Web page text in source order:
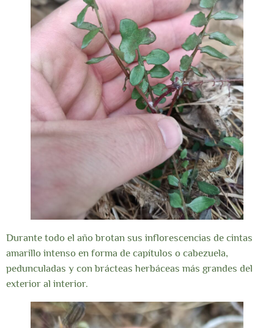
Durante todo el año brotan sus inflorescencias de cintas
amarillo intenso en forma de capítulos o cabezuela,
pedunculadas y con brácteas herbáceas más grandes del
exterior al interior.